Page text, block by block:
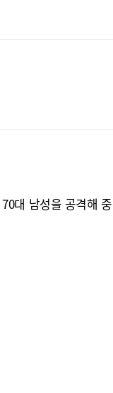
대 남성을 공격해